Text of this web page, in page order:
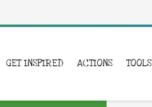
GET INSPIRED ACTIONS TOOLS